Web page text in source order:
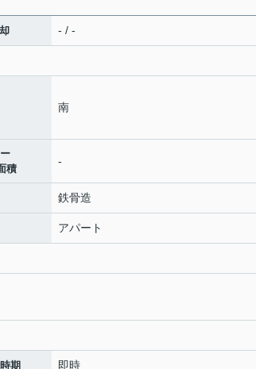
- / -
南
積
-
鉄骨造
アパート
期 即時